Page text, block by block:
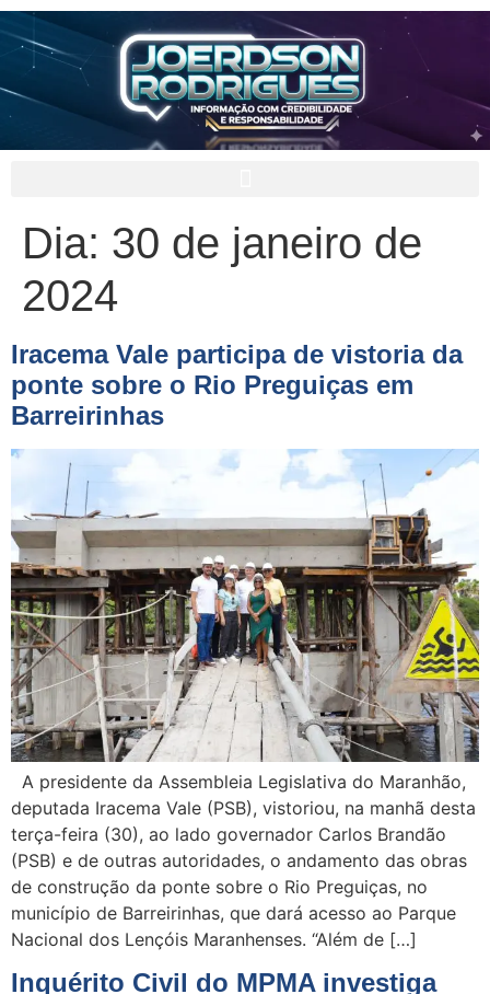
Dia: 30 de janeiro de
2024
Iracema Vale participa de vistoria da
ponte sobre o Rio Preguiças em
Barreirinhas
A presidente da Assembleia Legislativa do Maranhão,
deputada Iracema Vale (PSB), vistoriou, na manhã desta
terça-feira (30), ao lado governador Carlos Brandão
(PSB) e de outras autoridades, o andamento das obras
de construção da ponte sobre o Rio Preguiças, no
município de Barreirinhas, que dará acesso ao Parque
Nacional dos Lençóis Maranhenses. “Além de […]
Inquérito Civil do MPMA investiga